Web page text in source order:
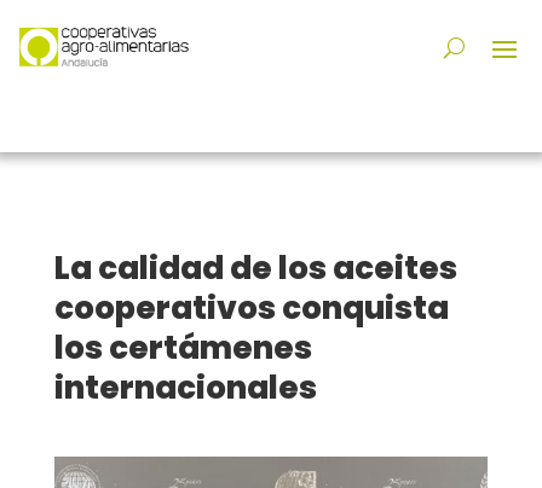
La calidad de los aceites
cooperativos conquista
los certámenes
internacionales